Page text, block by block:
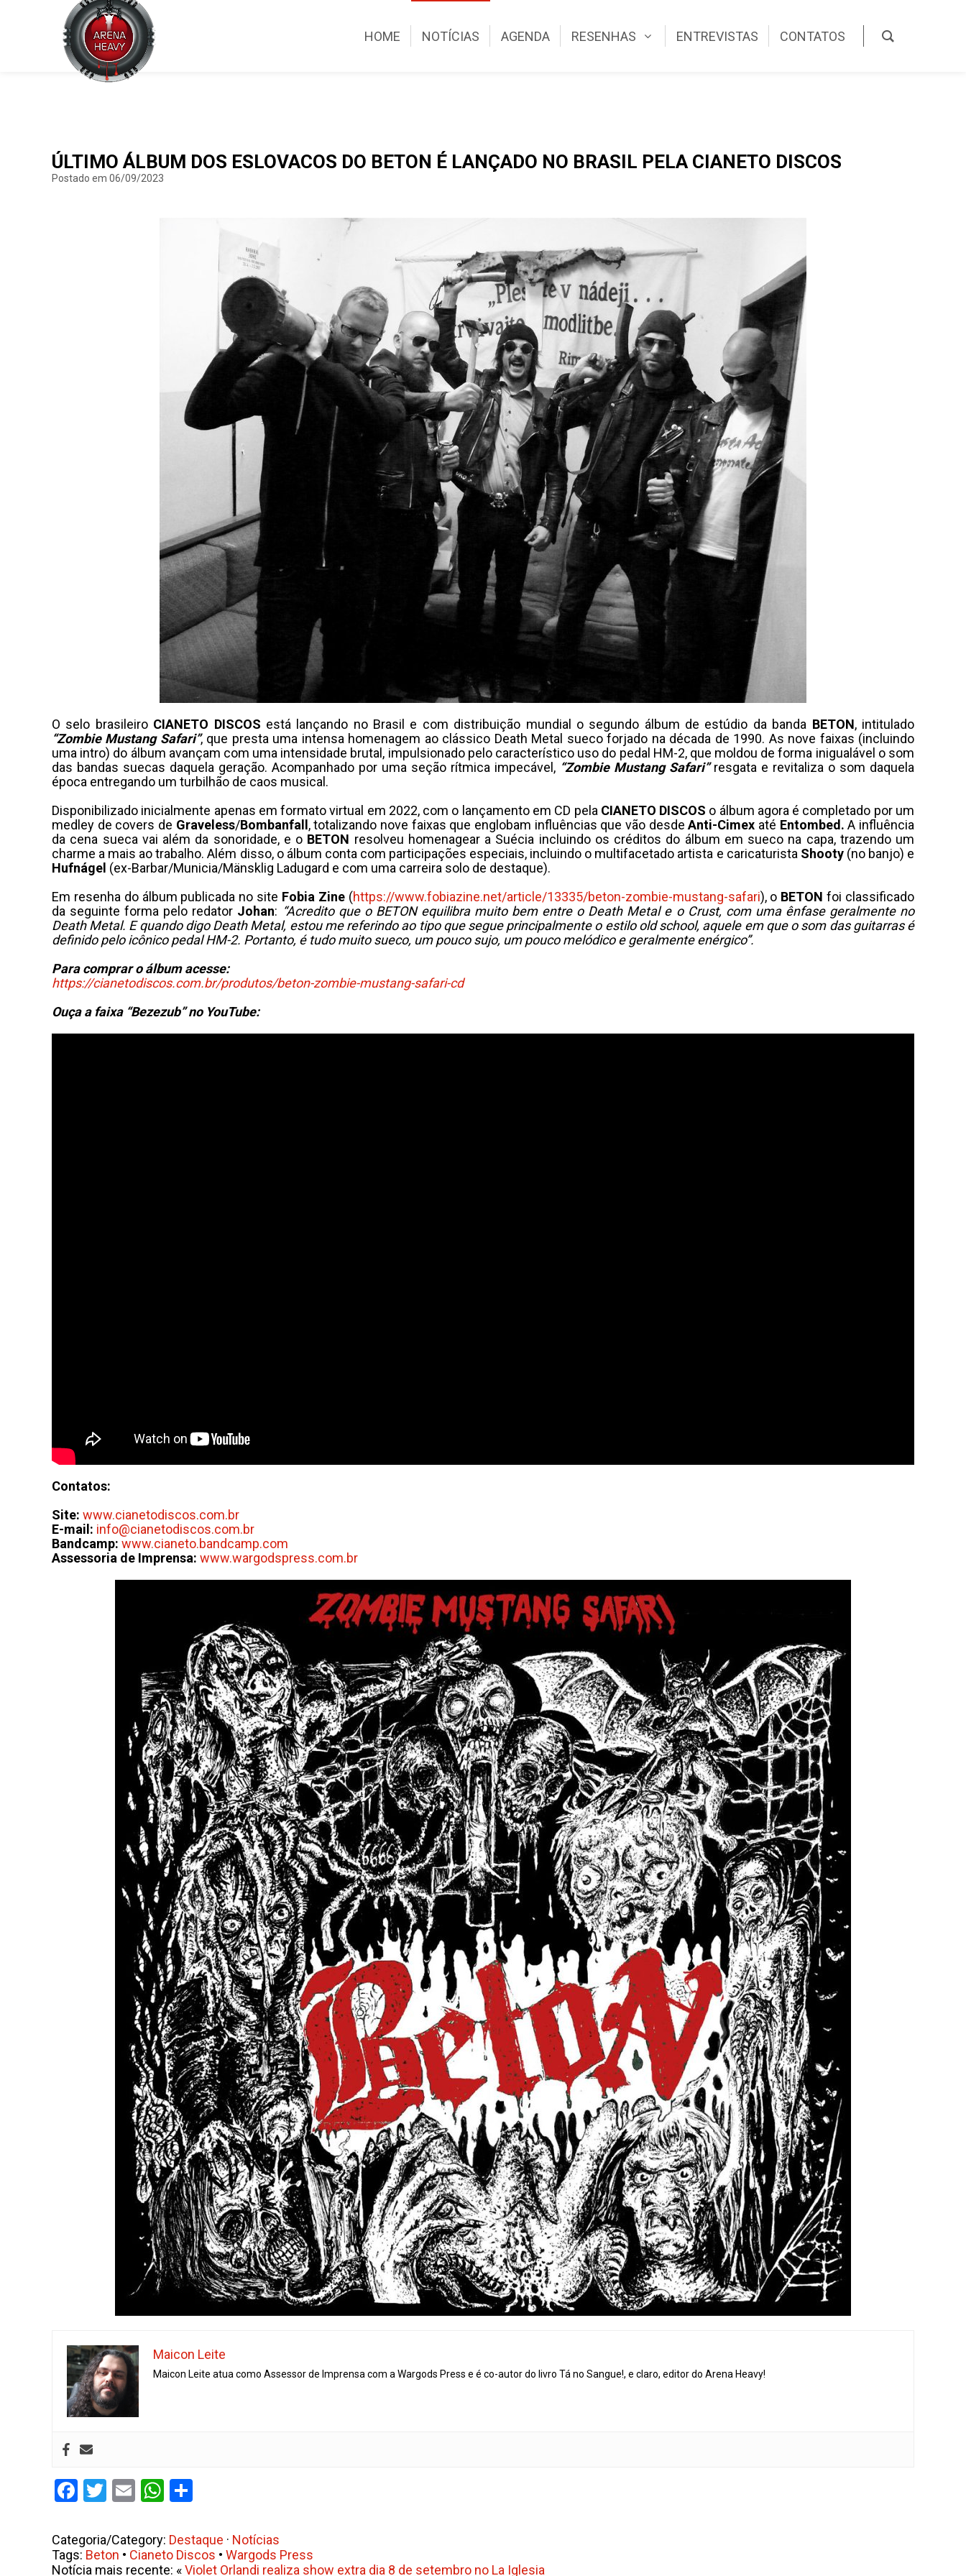
HOME NOTÍCIAS AGENDA RESENHAS ENTREVISTAS CONTATOS
ÚLTIMO ÁLBUM DOS ESLOVACOS DO BETON É LANÇADO NO BRASIL PELA CIANETO DISCOS
Postado em 06/09/2023
O selo brasileiro CIANETO DISCOS está lançando no Brasil e com distribuição mundial o segundo álbum de estúdio da banda BETON, intitulado
“Zombie Mustang Safari”, que presta uma intensa homenagem ao clássico Death Metal sueco forjado na década de 1990. As nove faixas (incluindo
uma intro) do álbum avançam com uma intensidade brutal, impulsionado pelo característico uso do pedal HM-2, que moldou de forma inigualável o som
das bandas suecas daquela geração. Acompanhado por uma seção rítmica impecável, “Zombie Mustang Safari”resgata e revitaliza o som daquela
época entregando um turbilhão de caos musical.
Disponibilizado inicialmente apenas em formato virtual em 2022, com o lançamento em CD pela CIANETO DISCOS o álbum agora é completado por um
medley de covers de Graveless/Bombanfall , totalizando nove faixas que englobam influências que vão desdeAnti-Cimex até Entombed.A influência
da cena sueca vai além da sonoridade, e o BETON resolveu homenagear a Suécia incluindo os créditos do álbum em sueco na capa, trazendo um
charme a mais ao trabalho. Além disso, o álbum conta com participações especiais, incluindo o multifacetado artista e caricaturista Shooty(no banjo) e
Hufnágel (ex-Barbar/Municia/Mänsklig Ladugard e com uma carreira solo de destaque).
Em resenha do álbum publicada no site Fobia Zine (https://www.fobiazine.net/article/13335/beton-zombie-mustang-safari), o BETONfoi classificado
da seguinte forma pelo redator Johan: “Acredito que o BETON equilibra muito bem entre o Death Metal e o Crust, com uma ênfase geralmente no
Death Metal. E quando digo Death Metal, estou me referindo ao tipo que segue principalmente o estilo old school, aquele em que o som das guitarras é
definido pelo icônico pedal HM-2. Portanto, é tudo muito sueco, um pouco sujo, um pouco melódico e geralmente enérgico”.
Para comprar o álbum acesse:
https://cianetodiscos.com.br/produtos/beton-zombie-mustang-safari-cd
Ouça a faixa “Bezezub” no YouTube:
Contatos:
Site: www.cianetodiscos.com.br
E-mail: info@cianetodiscos.com.br
Bandcamp: www.cianeto.bandcamp.com
Assessoria de Imprensa: www.wargodspress.com.br
Maicon Leite
Maicon Leite atua como Assessor de Imprensa com a Wargods Press e é co-autor do livro Tá no Sangue!, e claro, editor do Arena Heavy!
Facebook
Twitter
EmailWhatsApp
Categoria/Category: Destaque · Notícias
Tags: Beton • Cianeto Discos • Wargods Press
Notícia mais recente: «Violet Orlandi realiza show extra dia 8 de setembro no La Iglesia